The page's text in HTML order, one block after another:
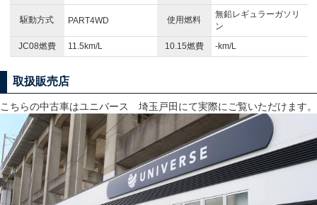
駆動方式 PART4WD 使用燃料
無鉛レギュラーガソリ
ン
JC08燃費
11.5km/L 10.15燃費 -km/L
取扱販売店
こちらの中古車はユニバース 埼玉戸田にて実際にご覧いただけます。